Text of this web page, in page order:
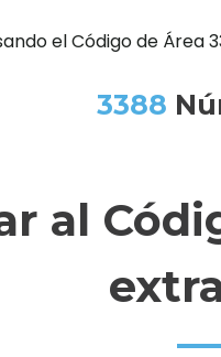
el Código de Área
3388
al